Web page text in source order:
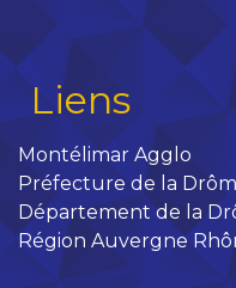
Liens
Montélimar Agglo
Préfecture de la
Département de la
Région Auvergne